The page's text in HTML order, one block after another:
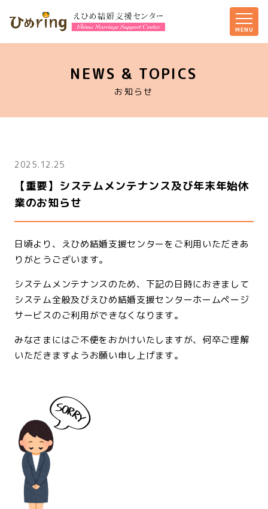
NEWS & TOPICS
お知らせ
2025.12.25
【重要】システムメンテナンス及び年末年始休
業のお知らせ
日頃より、えひめ結婚支援センターをご利用いただきあ
りがとうございます。
システムメンテナンスのため、下記の日時におきまして
システム全般及びえひめ結婚支援センターホームページ
サービスのご利用ができなくなります。
みなさまにはご不便をおかけいたしますが、何卒ご理解
いただきますようお願い申し上げます。